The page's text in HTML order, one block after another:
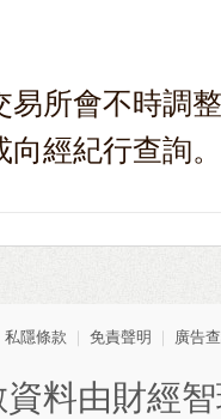
易所會不時調
經紀行查詢。
私隱條款 免責聲明 廣告
資料由財經